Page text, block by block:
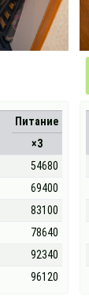
Питание
×3
54680
69400
83100
78640
92340
96120